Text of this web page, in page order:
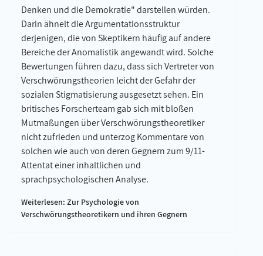
Denken und die Demokratie" darstellen würden.
Darin ähnelt die Argumentationsstruktur
derjenigen, die von Skeptikern häufig auf andere
Bereiche der Anomalistik angewandt wird. Solche
Bewertungen führen dazu, dass sich Vertreter von
Verschwörungstheorien leicht der Gefahr der
sozialen Stigmatisierung ausgesetzt sehen. Ein
britisches Forscherteam gab sich mit bloßen
Mutmaßungen über Verschwörungstheoretiker
nicht zufrieden und unterzog Kommentare von
solchen wie auch von deren Gegnern zum 9/11-
Attentat einer inhaltlichen und
sprachpsychologischen Analyse.
Weiterlesen: Zur Psychologie von
Verschwörungstheoretikern und ihren Gegnern